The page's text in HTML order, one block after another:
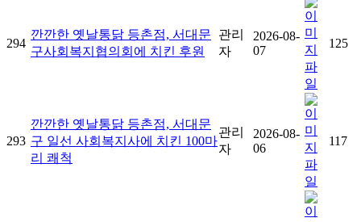
294
깐깐한 옛날통닭 등촌점, 서대문
구사회복지협의회에 치킨 후원
관리
자
2026-08-
07
125
293
깐깐한 옛날통닭 등촌점, 서대문
구 일선 사회복지사에 치킨 100마
리 쾌척
관리
자
2026-08-
06
117